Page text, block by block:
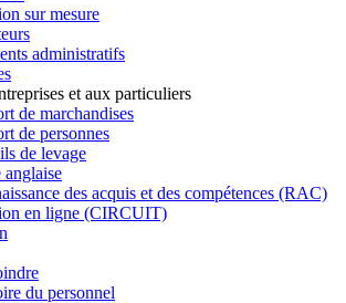
sur mesure
administratifs
et aux particuliers
de marchandises
de personnes
de levage
anglaise
des acquis et des compétences (RAC)
en ligne (CIRCUIT)
du personnel